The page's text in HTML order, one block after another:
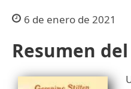
6 de enero de 2021
Resumen